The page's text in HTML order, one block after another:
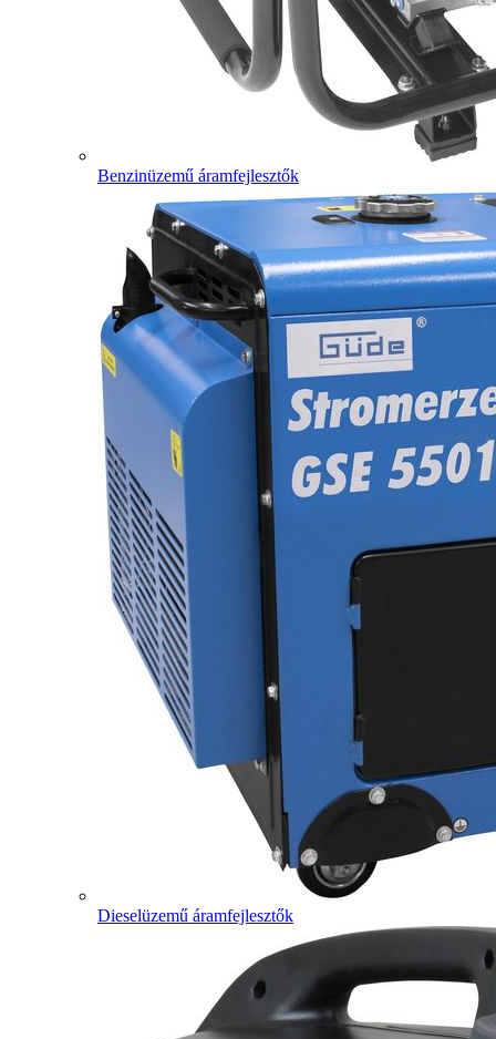
Benzinüzemű áramfejlesztők
Dieselüzemű áramfejlesztők